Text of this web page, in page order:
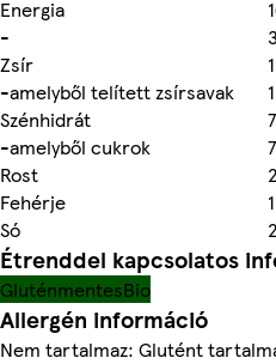
Energia
-
Zsír
-amelyből telített zsírsavak
Szénhidrát
-amelyből cukrok
Rost
Fehérje
Só
Étrenddel kapcsolatos
GluténmentesBio
Allergén információ
Nem tartalmaz: Glutént